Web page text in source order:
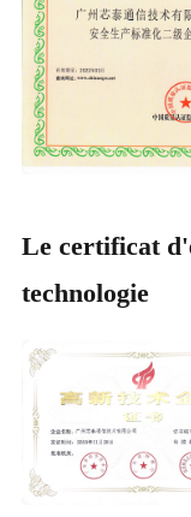
Le certificat
technologie